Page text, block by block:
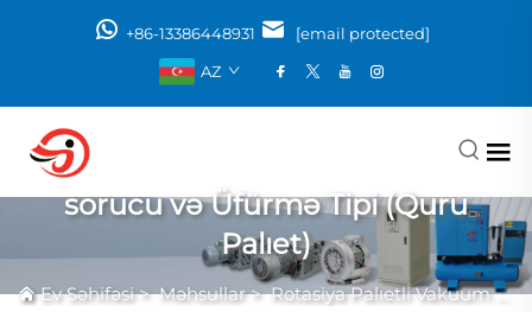
+86-13386448931
[email protected]
AZ
sorucu və Üfürmə Tipi (Quru
Palıet)
Ev Səhifəsi>Məhsullar>Rotasiya Palıetli Vakuum Nasosu